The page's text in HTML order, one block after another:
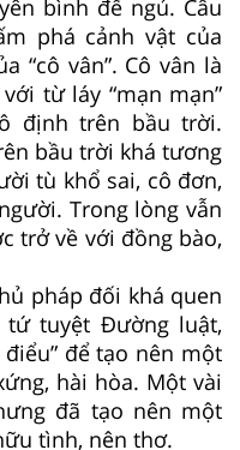
bình để ngủ. Câu
phá cảnh vật của
“cô vân”. Cô vân là
từ láy “mạn mạn”
định trên bầu trời.
bầu trời khá tương
tù khổ sai, cô đơn,
Trong lòng vẫn
trở về với đồng bào,
pháp đối khá quen
tuyệt Đường luật,
điểu” để tạo nên một
hài hòa. Một vài
đã tạo nên một
tình, nên thơ.